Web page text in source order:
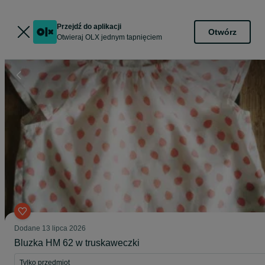
Przejdź do aplikacji
Otwieraj OLX jednym tapnięciem
Otwórz
Dodane 13 lipca 2026
Bluzka HM 62 w truskaweczki
Tylko przedmiot